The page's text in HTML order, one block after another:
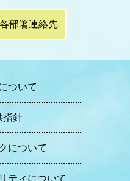
部署連絡先
ついて
指針
について
ティについて